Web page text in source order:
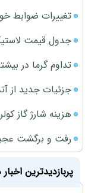
تغییرات ضوابط
جدول قیمت لاستیک
تداوم گرما در
جزئیات جدید از
هزینه شارژ گاز کولر خودرو به 5
رفت و برگشت
پربازدیدترین